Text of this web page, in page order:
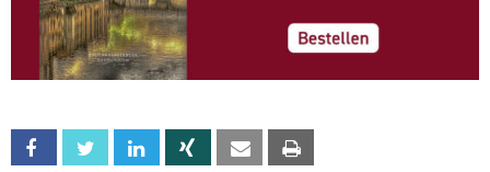
Facebook Twitter Linkedin Xing Email